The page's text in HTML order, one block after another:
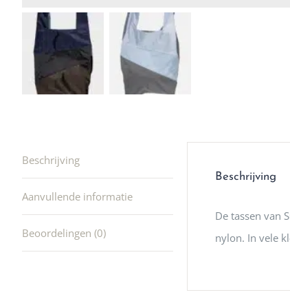
Beschrijving
Aanvullende informatie
Beoordelingen (0)
Beschrijving
De tassen van
nylon. In vele